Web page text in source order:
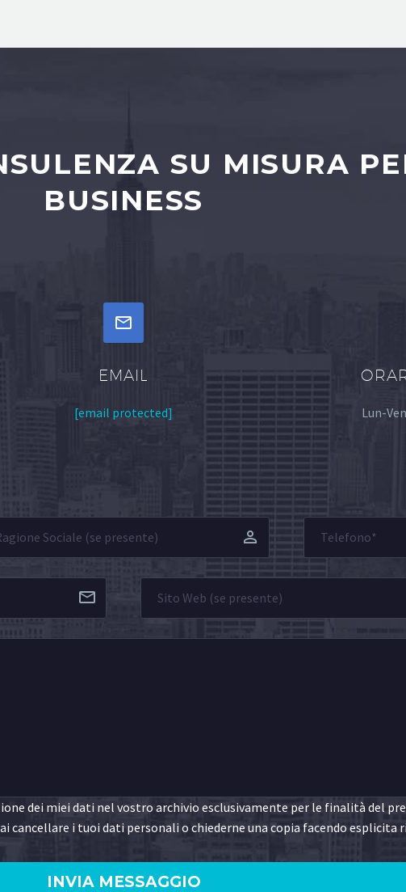
SU MISURA
BUSINESS


EMAIL
[email protected] Lun-
dei miei dati nel vostro archivio esclusivamente per le finalità del
cancellare i tuoi dati personali o chiederne una copia facendo esplicita